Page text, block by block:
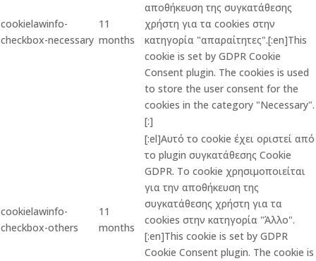
cookielawinfo-
checkbox-necessary
11
months
αποθήκευση της συγκατάθεσης
χρήστη για τα cookies στην
κατηγορία "απαραίτητες".[:en]This
cookie is set by GDPR Cookie
Consent plugin. The cookies is used
to store the user consent for the
cookies in the category "Necessary".
[:]
cookielawinfo-
checkbox-others
11
months
[:el]Αυτό το cookie έχει οριστεί από
το plugin συγκατάθεσης Cookie
GDPR. Το cookie χρησιμοποιείται
για την αποθήκευση της
συγκατάθεσης χρήστη για τα
cookies στην κατηγορία "Άλλο".
[:en]This cookie is set by GDPR
Cookie Consent plugin. The cookie is